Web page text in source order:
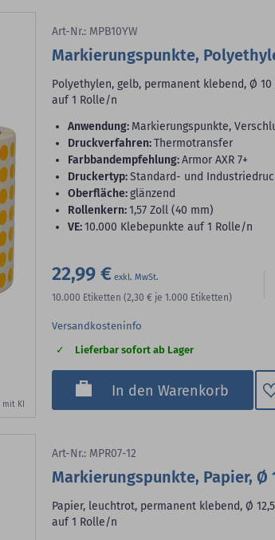
KI
Art-Nr.: MPB10YW
Markierungspunkte,
Polyethylen, gelb, permanent klebend, Ø
auf 1 Rolle/n
Anwendung: Markierungspunkte,
Druckverfahren:Thermotransfer
Farbbandempfehlung:Armor AXR 7+
Druckertyp:Standard- und
Oberfläche:glänzend
Rollenkern:1,57 Zoll (40 mm)
VE:10.000 Klebepunkte auf 1 Rolle/n
22,99 €
10.000 Etiketten (2,30 € je 1.000 Etiketten)
Versandkosteninfo
Lieferbar sofort ab Lager
In den Warenkorb
Art-Nr.: MPR07-12
Markierungspunkte, Papier, Ø
Papier, leuchtrot, permanent klebend, Ø
auf 1 Rolle/n